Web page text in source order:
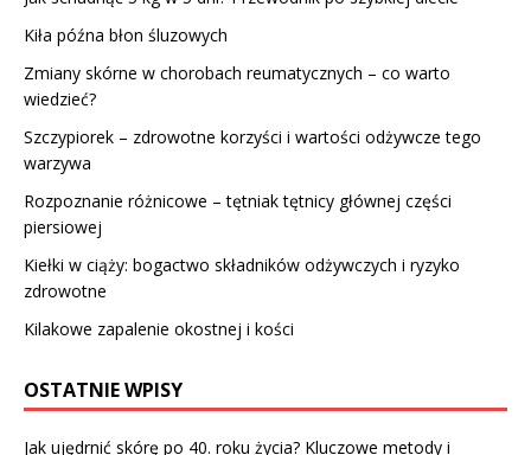
Kiła późna błon śluzowych
Zmiany skórne w chorobach reumatycznych – co warto
wiedzieć?
Szczypiorek – zdrowotne korzyści i wartości odżywcze tego
warzywa
Rozpoznanie różnicowe – tętniak tętnicy głównej części
piersiowej
Kiełki w ciąży: bogactwo składników odżywczych i ryzyko
zdrowotne
Kilakowe zapalenie okostnej i kości
OSTATNIE WPISY
Jak ujędrnić skórę po 40. roku życia? Kluczowe metody i